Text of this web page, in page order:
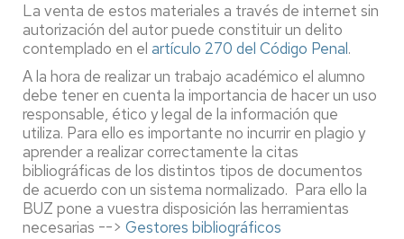
La venta de estos materiales a través de internet sin
autorización del autor puede constituir un delito
contemplado en el artículo 270 del Código Penal.
A la hora de realizar un trabajo académico el alumno
debe tener en cuenta la importancia de hacer un uso
responsable, ético y legal de la información que
utiliza. Para ello es importante no incurrir en plagio y
aprender a realizar correctamente la citas
bibliográficas de los distintos tipos de documentos
de acuerdo con un sistema normalizado. Para ello la
BUZ pone a vuestra disposición las herramientas
necesarias --> Gestores bibliográficos